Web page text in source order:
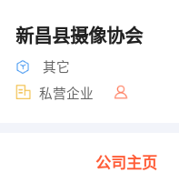
新昌县摄像协会
其它
私营企业
公司主页